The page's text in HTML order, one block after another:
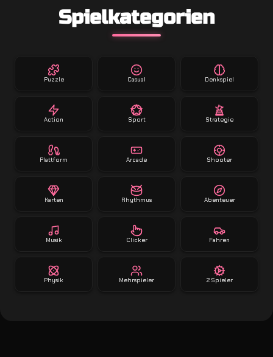
Spielkategorien
Puzzle Casual Denkspiel
Action Sport Strategie
Plattform Arcade Shooter
Karten Rhythmus Abenteuer
Musik Clicker Fahren
Physik Mehrspieler 2 Spieler